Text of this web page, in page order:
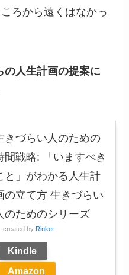
ろから遠くはなかっ
の人生計画の提案に
きづらい人のための
間戦略: 「いますべき
と」がわかる人生計
の立て方 生きづらい
のためのシリーズ
created by Rinker
Kindle
Amazon